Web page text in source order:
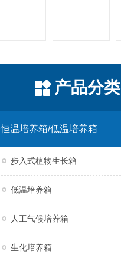
产品分类
恒温培养箱/低温培养箱
步入式植物生长箱
低温培养箱
人工气候培养箱
生化培养箱